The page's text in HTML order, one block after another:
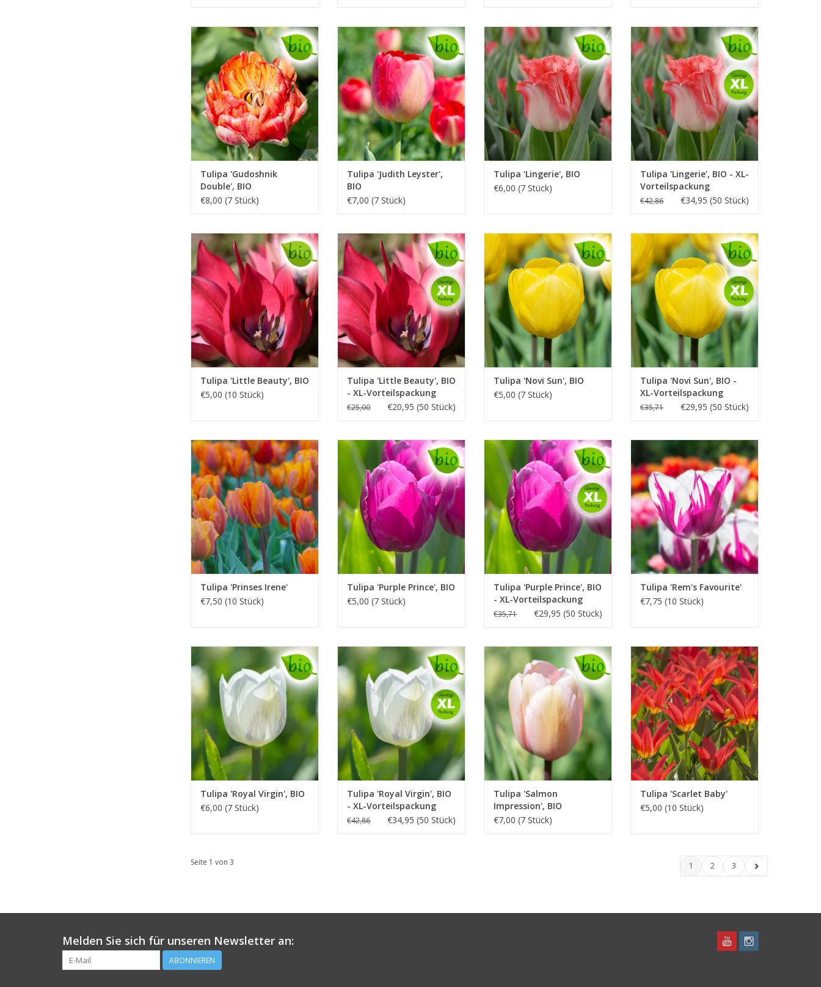
April/Mai, orange, 55 cm
INFO UND KAUFEN
Tulipa 'Gudoshnik
Double', BIO
€8,00 (7 Stück)
April/Mai, rosa, 50-60 cm
INFO UND KAUFEN
Tulipa 'Judith Leyster',
BIO
€7,00 (7 Stück)
Tulpe
Mai, Rosa, 40 cm
INFO UND KAUFEN
Tulipa 'Lingerie', BIO
€6,00 (7 Stück)
Tulpe
Mai, Rosa, 40 cm
INFO UND KAUFEN
Tulipa 'Lingerie', BIO - XL-
Vorteilspackung
€42,86 €34,95 (50 Stück)
April, purpur-rosa, 10 cm
Eine Mini-Tulpe mit einer
knallenden Farbe
INFO UND KAUFEN
Tulipa 'Little Beauty', BIO
€5,00 (10 Stück)
April, purpur-rosa, 10 cm
Eine Mini-Tulpe mit einer
knallenden Farbe
INFO UND KAUFEN
Tulipa 'Little Beauty', BIO
- XL-Vorteilspackung
€25,00 €20,95 (50 Stück)
April/Mai, gelb, 40/50 cm
Unempfindlich gegenüber
Schimmel und Viren
INFO UND KAUFEN
Tulipa 'Novi Sun', BIO
€5,00 (7 Stück)
April/Mai, gelb, 40/50 cm
Unempfindlich gegenüber
Schimmel und Viren
INFO UND KAUFEN
Tulipa 'Novi Sun', BIO -
XL-Vorteilspackung
€35,71 €29,95 (50 Stück)
April, orange, 35 cm
Duftende Blume
INFO UND KAUFEN
Tulipa 'Prinses Irene'
€7,50 (10 Stück)
April, lila, 40/45 cm
Einzeln und früh
INFO UND KAUFEN
Tulipa 'Purple Prince', BIO
€5,00 (7 Stück)
April, lila, 40/45 cm
Einzeln und früh
INFO UND KAUFEN
Tulipa 'Purple Prince', BIO
- XL-Vorteilspackung
€35,71 €29,95 (50 Stück)
April, weiss mit violett, 40 cm
Fällt auf mit der weissen Blume
mit violetten Flammen
INFO UND KAUFEN
Tulipa 'Rem's Favourite'
€7,75 (10 Stück)
April/Mai, weiss, 40 – 50 cm
Unwiderstehlich: reinweiss und
elegant
INFO UND KAUFEN
Tulipa 'Royal Virgin', BIO
€6,00 (7 Stück)
April/Mai, weiss, 40 – 50 cm
Unwiderstehlich: reinweiss und
elegant
INFO UND KAUFEN
Tulipa 'Royal Virgin', BIO
- XL-Vorteilspackung
€42,86 €34,95 (50 Stück)
April/Mai, lachsrosa, 50 cm
Erhellt den Garten!
INFO UND KAUFEN
Tulipa 'Salmon
Impression', BIO
€7,00 (7 Stück)
März/April, rot, 15-20 cm
Frühe Mini-Tulpe
INFO UND KAUFEN
Tulipa 'Scarlet Baby'
€5,00 (10 Stück)
Seite 1 von 3 1 2 3
Melden Sie sich für unseren Newsletter an:
ABONNIEREN